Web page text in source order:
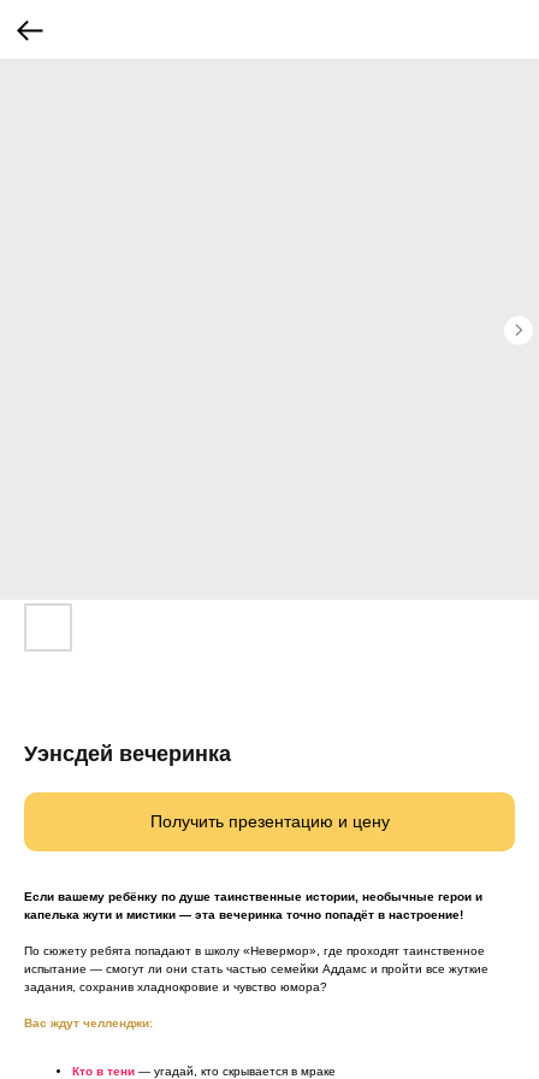
Уэнсдей вечеринка
Получить презентацию и цену
Если вашему ребёнку по душе таинственные истории, необычные герои и
капелька жути и мистики — эта вечеринка точно попадёт в настроение!
По сюжету ребята попадают в школу «Невермор», где проходят таинственное
испытание — смогут ли они стать частью семейки Аддамс и пройти все жуткие
задания, сохранив хладнокровие и чувство юмора?
Вас ждут челленджи:
Кто в тени — угадай, кто скрывается в мраке